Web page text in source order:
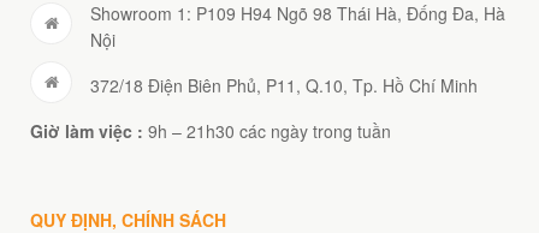
Showroom 1: P109 H94 Ngõ 98 Thái Hà, Đống Đa, Hà
Nội
372/18 Điện Biên Phủ, P11, Q.10, Tp. Hồ Chí Minh
Giờ làm việc : 9h – 21h30 các ngày trong tuần
QUY ĐỊNH, CHÍNH SÁCH